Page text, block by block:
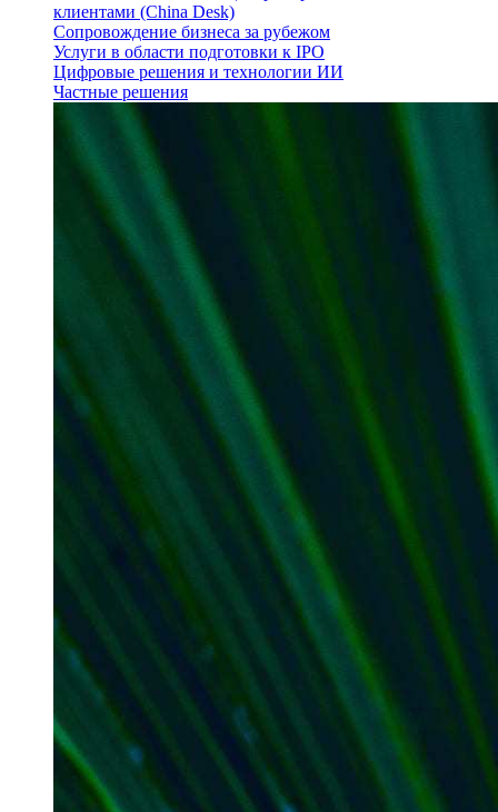
клиентами (China Desk)
Сопровождение бизнеса за рубежом
Услуги в области подготовки к IPO
Цифровые решения и технологии ИИ
Частные решения